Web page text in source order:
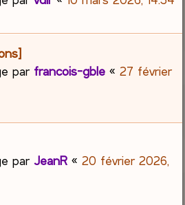
par francois-gble «27 février
parJeanR «20 février 2026,